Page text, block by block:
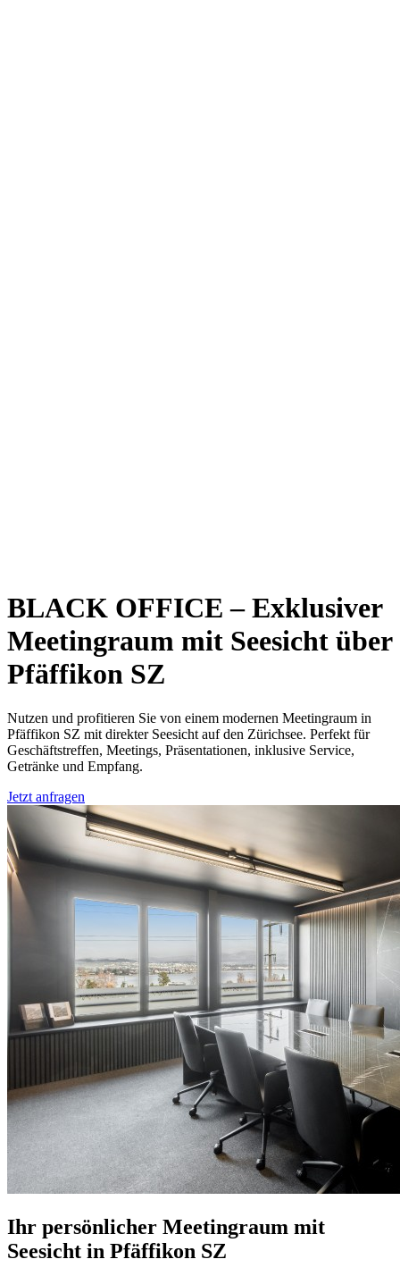
BLACK OFFICE – Exklusiver
Meetingraum mit Seesicht über
Pfäffikon SZ
Nutzen und profitieren Sie von einem modernen Meetingraum in
Pfäffikon SZ mit direkter Seesicht auf den Zürichsee. Perfekt für
Geschäftstreffen, Meetings, Präsentationen, inklusive Service,
Getränke und Empfang.
Jetzt anfragen
Ihr persönlicher Meetingraum mit
Seesicht in Pfäffikon SZ